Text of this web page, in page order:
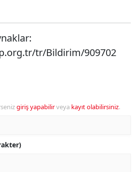
tr/Bildirim/909702
giriş yapabilirveya kayıt olabilirsiniz.